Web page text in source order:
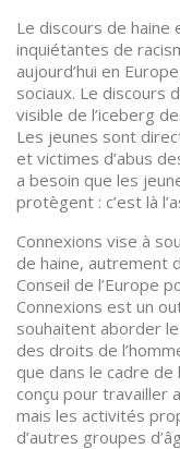
Le discours de haine
inquiétantes de
aujourd’hui en
sociaux. Le discours
visible de l’iceberg
Les jeunes sont
et victimes d’abus
a besoin que les
protègent : c’est là
Connexions vise à
de haine, autrement
Conseil de l’Europe
Connexions est un
souhaitent aborder le
des droits de
que dans le cadre de
conçu pour travailler
mais les activités
d’autres groupes